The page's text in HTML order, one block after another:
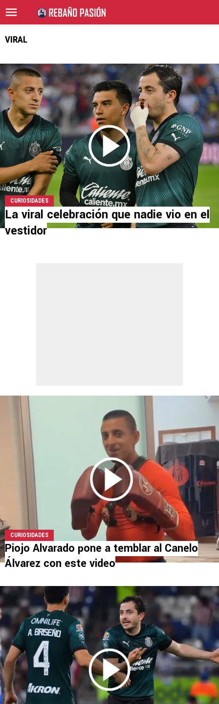
VIRAL
CURIOSIDADES
La viral celebración que nadie vio en el
vestidor
CURIOSIDADES
Piojo Alvarado pone a temblar al Canelo
Álvarez con este video